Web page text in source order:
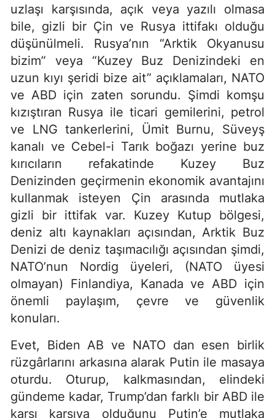
uzlaşı karşısında, açık veya yazılı olmasa
bile, gizli bir Çin ve Rusya ittifakı olduğu
düşünülmeli. Rusya’nın “Arktik Okyanusu
bizim” veya “Kuzey Buz Denizindeki en
uzun kıyı şeridi bize ait” açıklamaları, NATO
ve ABD için zaten sorundu. Şimdi komşu
kızıştıran Rusya ile ticari gemilerini, petrol
ve LNG tankerlerini, Ümit Burnu, Süveyş
kanalı ve Cebel-i Tarık boğazı yerine buz
kırıcıların refakatinde Kuzey Buz
Denizinden geçirmenin ekonomik avantajını
kullanmak isteyen Çin arasında mutlaka
gizli bir ittifak var. Kuzey Kutup bölgesi,
deniz altı kaynakları açısından, Arktik Buz
Denizi de deniz taşımacılığı açısından şimdi,
NATO’nun Nordig üyeleri, (NATO üyesi
olmayan) Finlandiya, Kanada ve ABD için
önemli paylaşım, çevre ve güvenlik
konuları.
Evet, Biden AB ve NATO dan esen birlik
rüzgârlarını arkasına alarak Putin ile masaya
oturdu. Oturup, kalkmasından, elindeki
gündeme kadar, Trump’dan farklı bir ABD ile
karşı karşıya olduğunu Putin’e mutlaka